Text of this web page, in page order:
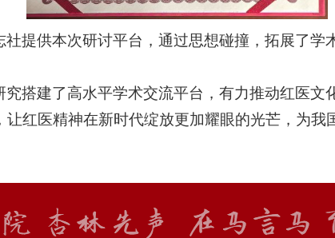
社提供本次研讨平台，通过思想碰撞，拓展了学
究搭建了高水平学术交流平台，有力推动红医
让红医精神在新时代绽放更加耀眼的光芒，为